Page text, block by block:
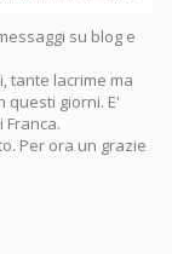
su blog e
tante lacrime ma
questi giorni. E'
Per ora un grazie